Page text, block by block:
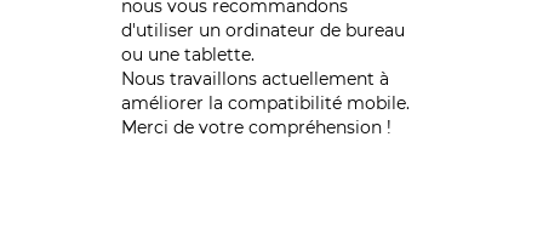
nous vous recommandons
d'utiliser un ordinateur de bureau
ou une tablette.
Nous travaillons actuellement à
améliorer la compatibilité mobile.
Merci de votre compréhension !